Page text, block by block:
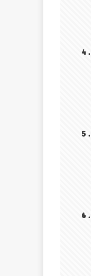
4
5
6